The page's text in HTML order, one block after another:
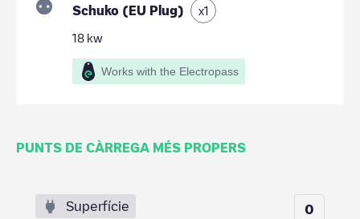
Schuko (EU Plug) x1
18 kw
Works with the Electropass
PUNTS DE CÀRREGA MÉS PROPERS
Superfície 0